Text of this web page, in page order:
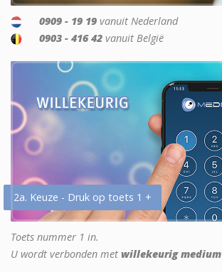
0909 - 19 19 vanuit Nederland
0903 - 416 42 vanuit België
2a. Keuze - Druk op toets 1 +
Toets nummer 1 in.
U wordt verbonden met willekeurig medium